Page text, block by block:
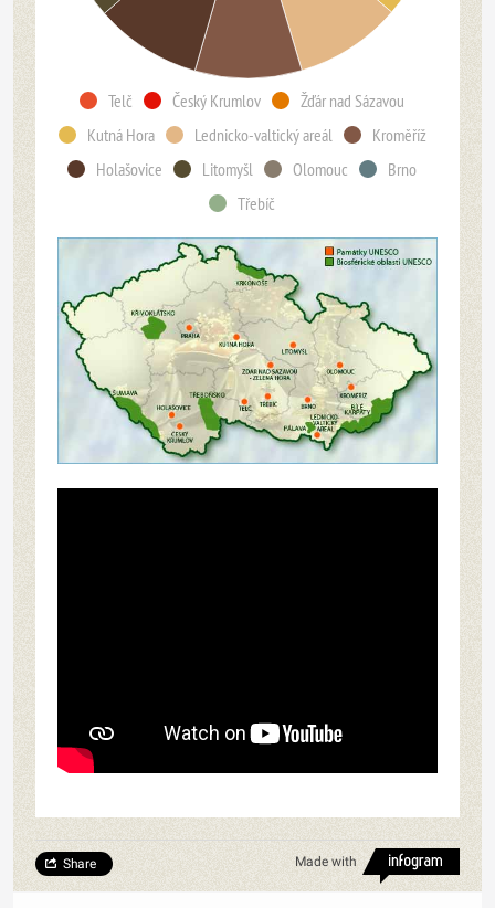
Telč Český Krumlov
Žďár nad Sázavou
Kutná Hora
Lednicko-valtický areál
Kroměříž
Holašovice
Litomyšl Olomouc
Brno
Třebíč
Made with
Share